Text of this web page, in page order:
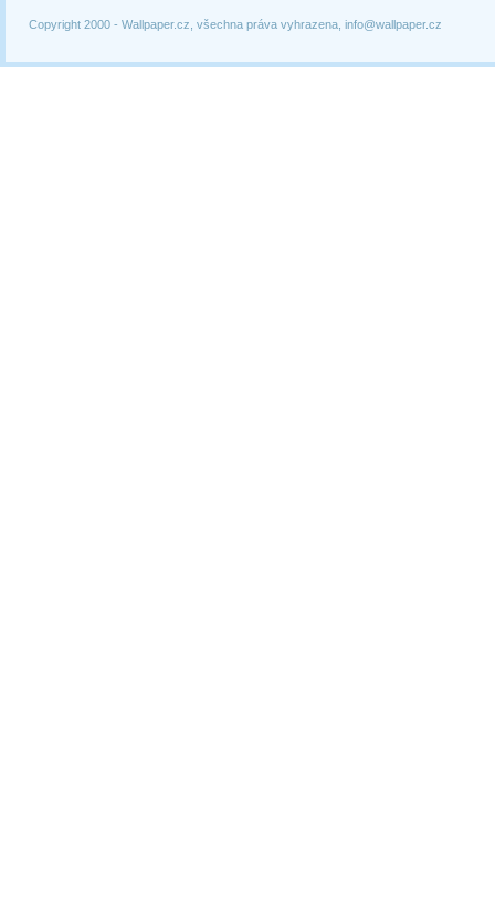
Copyright 2000 - Wallpaper.cz, všechna práva vyhrazena, info@wallpaper.cz